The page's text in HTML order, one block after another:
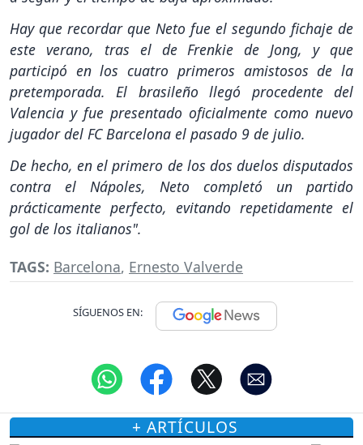
Hay que recordar que Neto fue el segundo fichaje de
este verano, tras el de Frenkie de Jong, y que
participó en los cuatro primeros amistosos de la
pretemporada. El brasileño llegó procedente del
Valencia y fue presentado oficialmente como nuevo
jugador del FC Barcelona el pasado 9 de julio.
De hecho, en el primero de los dos duelos disputados
contra el Nápoles, Neto completó un partido
prácticamente perfecto, evitando repetidamente el
gol de los italianos".
TAGS: Barcelona, Ernesto Valverde
SÍGUENOS EN:
+ ARTÍCULOS